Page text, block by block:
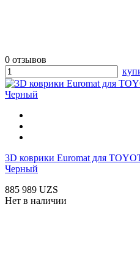
0 отзывов
3D коврики Euromat для
Черный
885 989 UZS
Нет в наличии